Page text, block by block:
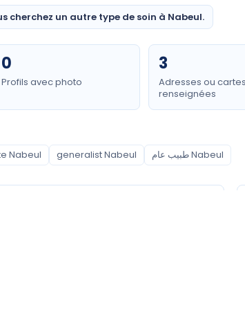
cherchez un autre type de soin à Nabeul.
0
Profils avec photo
3
Adresses ou cartes
renseignées
Nabeul generalist Nabeul طبيب عام Nabeul